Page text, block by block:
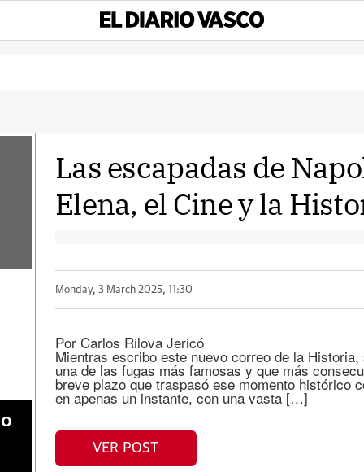
Las escapadas de
Elena, el Cine y la
Monday, 3 March 2025, 11:30
Por Carlos
Mientras escribo este nuevo correo de la
una de las fugas más famosas y que más
breve plazo que traspasó ese momento histórico
en apenas un instante, con una vasta […]
VER POST